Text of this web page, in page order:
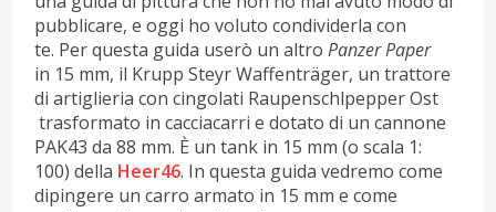
pubblicare, e oggi ho voluto condividerla con
te. Per questa guida userò un altroPanzer Paper
in 15 mm, il Krupp Steyr Waffenträger, un trattore
di artiglieria con cingolati Raupenschlpepper Ost
trasformato in cacciacarri e dotato di un cannone
PAK43 da 88 mm. È un tank in 15 mm (o scala 1:
100) della Heer46. In questa guida vedremo come
dipingere un carro armato in 15 mm e come